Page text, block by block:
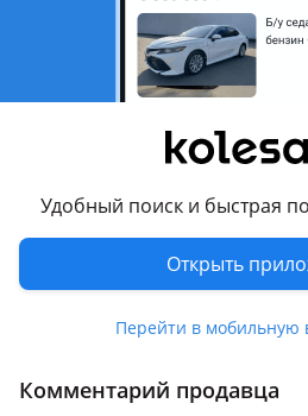
Удобный поиск и быстрая
Открыть
Перейти в мобильную
Да
Подходит на авто
поколение (SU2), 2019 - 2021 1
Hyundai Palisade
2018 - 2022 1 поколение
2017 - н.в. 3 поколение
Показать больше
Комментарий продавца